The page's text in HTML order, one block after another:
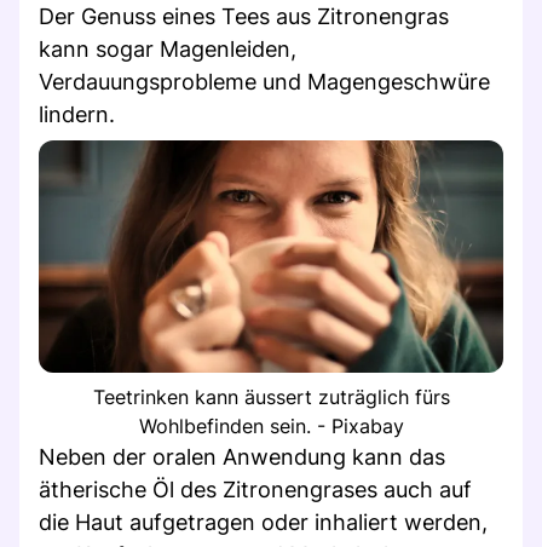
Der Genuss eines Tees aus Zitronengras
kann sogar Magenleiden,
Verdauungsprobleme und Magengeschwüre
lindern.
Teetrinken kann äussert zuträglich fürs
Wohlbefinden sein. - Pixabay
Neben der oralen Anwendung kann das
ätherische Öl des Zitronengrases auch auf
die Haut aufgetragen oder inhaliert werden,